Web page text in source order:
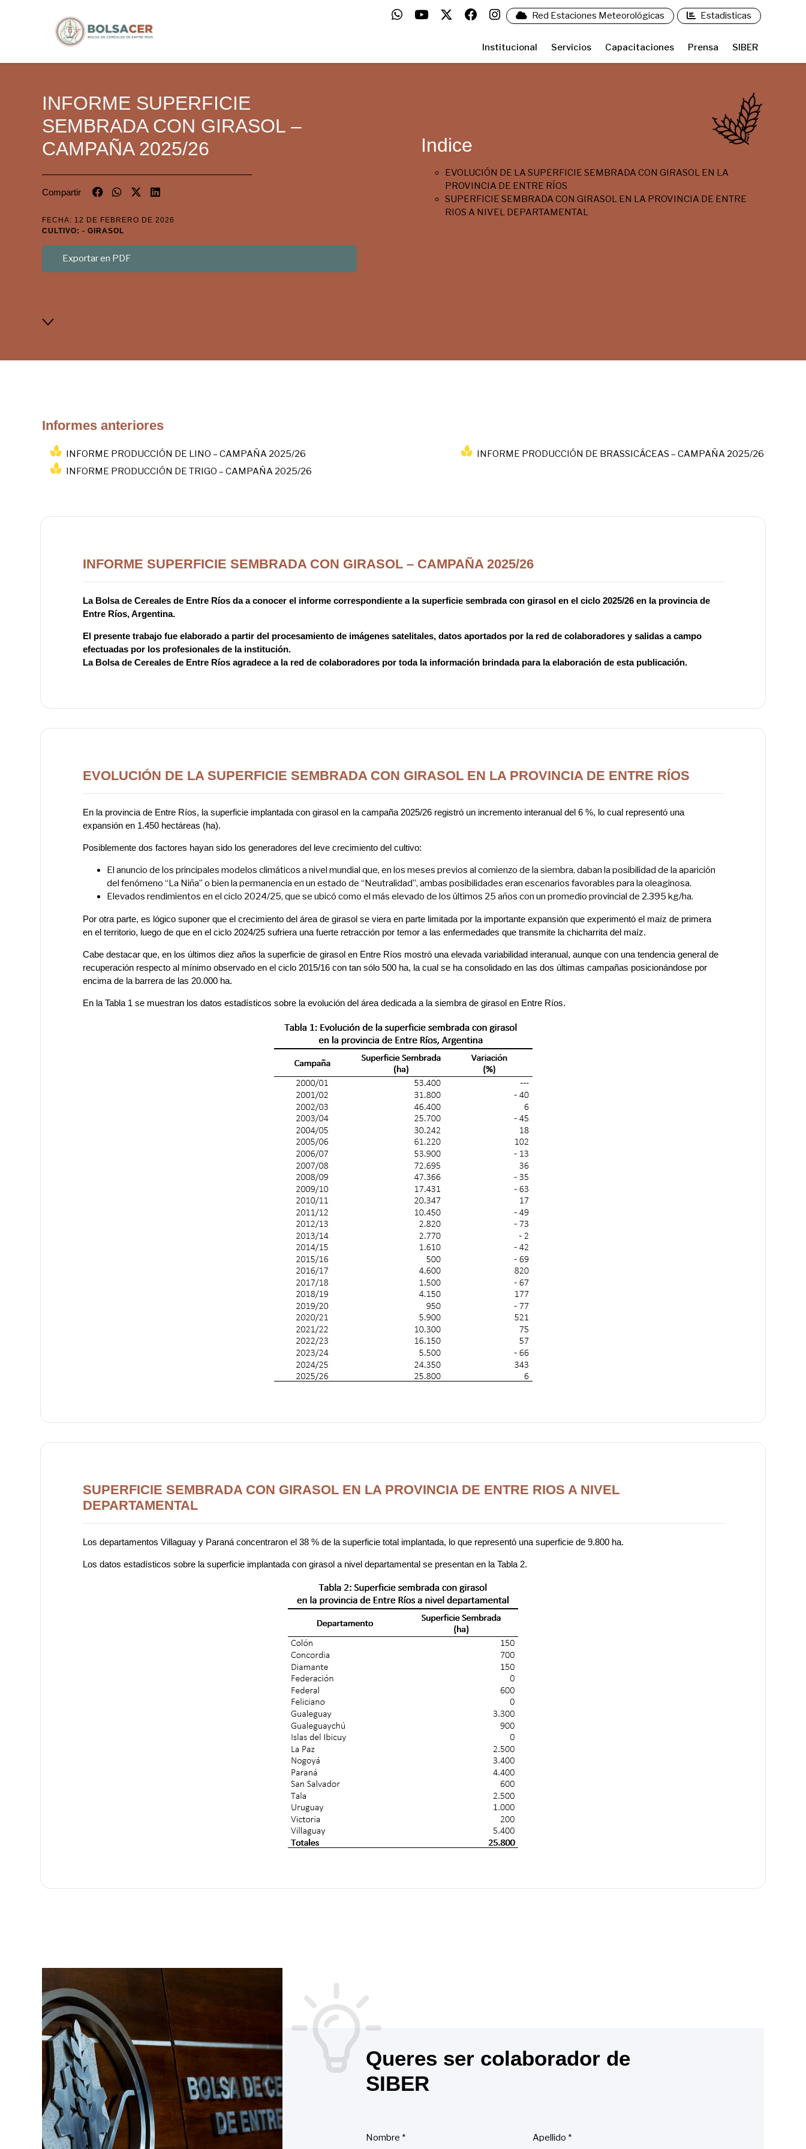
Institucional Servicios Capacitaciones Prensa SIBER
Red Estaciones Meteorológicas Estadisticas
INFORME SUPERFICIE
SEMBRADA CON GIRASOL –
CAMPAÑA 2025/26
Compartir
FECHA: 12 DE FEBRERO DE 2026
CULTIVO: - GIRASOL
Exportar en PDF
Indice
EVOLUCIÓN DE LA SUPERFICIE SEMBRADA CON GIRASOL EN LA
PROVINCIA DE ENTRE RÍOS
SUPERFICIE SEMBRADA CON GIRASOL EN LA PROVINCIA DE ENTRE
RIOS A NIVEL DEPARTAMENTAL
Informes anteriores
INFORME PRODUCCIÓN DE LINO – CAMPAÑA 2025/26
INFORME PRODUCCIÓN DE BRASSICÁCEAS – CAMPAÑA 2025/26
INFORME PRODUCCIÓN DE TRIGO – CAMPAÑA 2025/26
INFORME SUPERFICIE SEMBRADA CON GIRASOL – CAMPAÑA 2025/26
La Bolsa de Cereales de Entre Ríos da a conocer el informe correspondiente a la superficie sembrada con girasol en el ciclo 2025/26 en la provincia de
Entre Ríos, Argentina.
El presente trabajo fue elaborado a partir del procesamiento de imágenes satelitales, datos aportados por la red de colaboradores y salidas a campo
efectuadas por los profesionales de la institución.
La Bolsa de Cereales de Entre Ríos agradece a la red de colaboradores por toda la información brindada para la elaboración de esta publicación.
EVOLUCIÓN DE LA SUPERFICIE SEMBRADA CON GIRASOL EN LA PROVINCIA DE ENTRE RÍOS
En la provincia de Entre Ríos, la superficie implantada con girasol en la campaña 2025/26 registró un incremento interanual del 6 %, lo cual representó una
expansión en 1.450 hectáreas (ha).
Posiblemente dos factores hayan sido los generadores del leve crecimiento del cultivo:
El anuncio de los principales modelos climáticos a nivel mundial que, en los meses previos al comienzo de la siembra, daban la posibilidad de la aparición
del fenómeno “La Niña” o bien la permanencia en un estado de “Neutralidad”, ambas posibilidades eran escenarios favorables para la oleaginosa.
Elevados rendimientos en el ciclo 2024/25, que se ubicó como el más elevado de los últimos 25 años con un promedio provincial de 2.395 kg/ha.
Por otra parte, es lógico suponer que el crecimiento del área de girasol se viera en parte limitada por la importante expansión que experimentó el maíz de primera
en el territorio, luego de que en el ciclo 2024/25 sufriera una fuerte retracción por temor a las enfermedades que transmite la chicharrita del maíz.
Cabe destacar que, en los últimos diez años la superficie de girasol en Entre Ríos mostró una elevada variabilidad interanual, aunque con una tendencia general de
recuperación respecto al mínimo observado en el ciclo 2015/16 con tan sólo 500 ha, la cual se ha consolidado en las dos últimas campañas posicionándose por
encima de la barrera de las 20.000 ha.
En la Tabla 1 se muestran los datos estadísticos sobre la evolución del área dedicada a la siembra de girasol en Entre Ríos.
SUPERFICIE SEMBRADA CON GIRASOL EN LA PROVINCIA DE ENTRE RIOS A NIVEL
DEPARTAMENTAL
Los departamentos Villaguay y Paraná concentraron el 38 % de la superficie total implantada, lo que representó una superficie de 9.800 ha.
Los datos estadísticos sobre la superficie implantada con girasol a nivel departamental se presentan en la Tabla 2.
Queres ser colaborador de
SIBER
Nombre* Apellido *